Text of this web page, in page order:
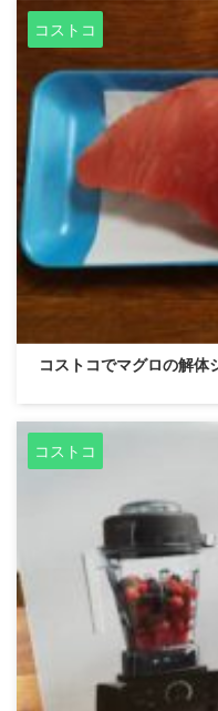
コストコ
コストコでマグロの解体
コストコ